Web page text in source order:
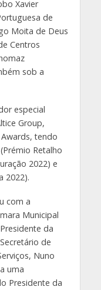
Xavier
de
Moita de Deus
Centros
sob a
especial
Group,
tendo
Retalho
2022) e
2022).
com a
Municipal
da
de
Nuno
uma
Presidente da